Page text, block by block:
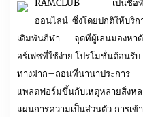
RAMCLUB เป็นชื่อที่มัก
ออนไลน์ ซึ่งโดยปกติให้บริ
เดิมพันกีฬา จุดที่ผู้เล่นมองหา
อร์เฟซที่ใช้ง่าย โปรโมชั่นต้อนรั
ทางฝาก–ถอนที่นานาประการ
แพลตฟอร์มขึ้นกับเหตุหลายสิ่งห
แผนการความเป็นส่วนตัว การเ